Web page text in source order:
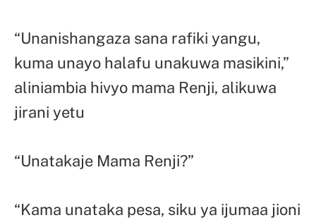
“Unanishangaza sana rafiki yangu,
kuma unayo halafu unakuwa masikini,”
aliniambia hivyo mama Renji, alikuwa
jirani yetu
“Unatakaje Mama Renji?”
“Kama unataka pesa, siku ya ijumaa jioni